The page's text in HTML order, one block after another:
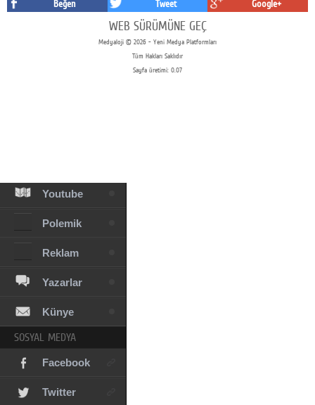
Youtube
Polemik
Reklam
Yazarlar
Künye
SOSYAL MEDYA
Facebook
Twitter
Beğen Tweet Google+
WEB SÜRÜMÜNE GEÇ
Medyaloji © 2026 - Yeni Medya Platformları
Tüm Hakları Saklıdır
Sayfa üretimi: 0.07